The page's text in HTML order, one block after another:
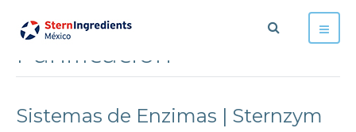
Panificación
Sistemas de Enzimas | Sternzym